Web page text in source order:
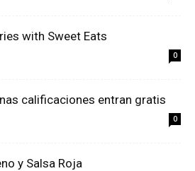
with Sweet Eats
0
calificaciones entran gratis
0
y Salsa Roja